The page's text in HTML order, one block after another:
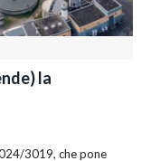
la
3019, che pone